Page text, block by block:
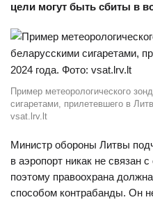
цели могут быть сбиты в
Пример метеорологического
сигаретами, прилетевшего в
vsat.lrv.lt
Министр обороны Литвы
в аэропорт никак не связан
поэтому правоохрана
способом контрабанды. Он